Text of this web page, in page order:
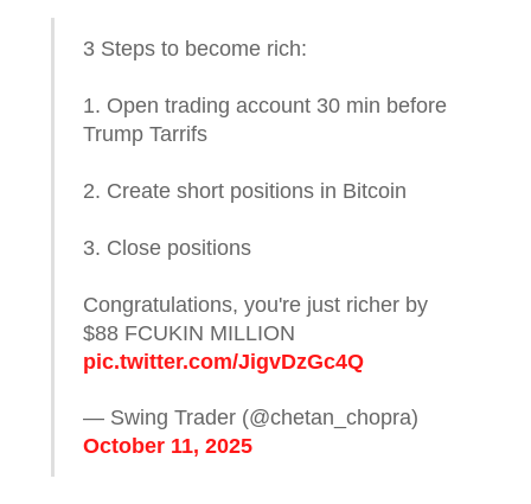
3 Steps to become rich:
1. Open trading account 30 min before
Trump Tarrifs
2. Create short positions in Bitcoin
3. Close positions
Congratulations, you're just richer by
$88 FCUKIN MILLION
pic.twitter.com/JigvDzGc4Q
— Swing Trader (@chetan_chopra)
October 11, 2025